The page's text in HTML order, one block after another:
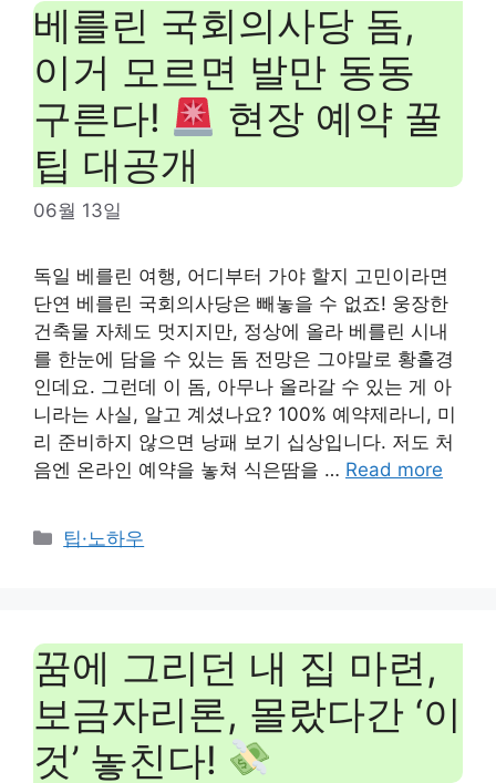
베를린 국회의사당 돔,
이거 모르면 발만 동동
구른다!
현장 예약 꿀
팁 대공개
06월 13일
독일 베를린 여행, 어디부터 가야 할지 고민이라면
단연 베를린 국회의사당은 빼놓을 수 없죠! 웅장한
건축물 자체도 멋지지만, 정상에 올라 베를린 시내
를 한눈에 담을 수 있는 돔 전망은 그야말로 황홀경
인데요. 그런데 이 돔, 아무나 올라갈 수 있는 게 아
니라는 사실, 알고 계셨나요? 100% 예약제라니, 미
리 준비하지 않으면 낭패 보기 십상입니다. 저도 처
음엔 온라인 예약을 놓쳐 식은땀을 … Read more
Categories
팁·노하우
꿈에 그리던 내 집 마련,
보금자리론, 몰랐다간 ‘이
것’ 놓친다!